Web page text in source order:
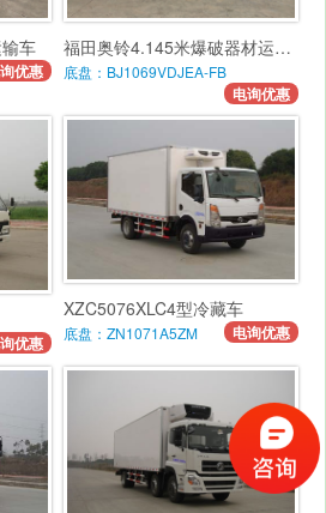
车
优惠
福田奥铃4.145米爆破器材运输车
底盘：BJ1069VDJEA-FB
电询优惠
优惠
XZC5076XLC4型冷藏车
底盘：ZN1071A5ZM 电询优惠